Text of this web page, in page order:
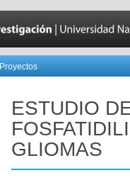
Proyectos
ESTUDIO
GLIOMAS